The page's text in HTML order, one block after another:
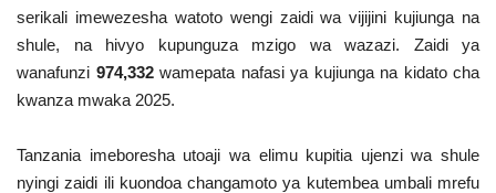
English Swahili español
French Arabic
serikali imewezesha watoto wengi zaidi wa vijijini kujiunga na
shule, na hivyo kupunguza mzigo wa wazazi. Zaidi ya
wanafunzi 974,332wamepata nafasi ya kujiunga na kidato cha
kwanza mwaka 2025.
Tanzania imeboresha utoaji wa elimu kupitia ujenzi wa shule
nyingi zaidi ili kuondoa changamoto ya kutembea umbali mrefu